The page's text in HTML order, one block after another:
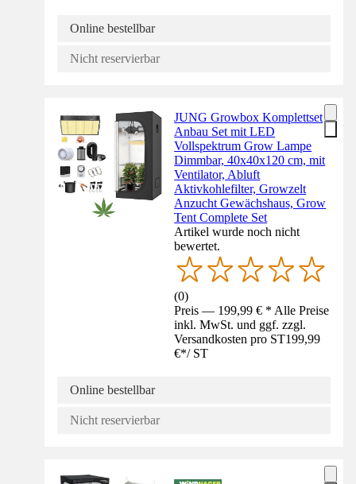
Online bestellbar
Nicht reservierbar
JUNG Growbox Komplettset
Anbau Set mit LED
Vollspektrum Grow Lampe
Dimmbar, 40x40x120 cm, mit
Ventilator, Abluft
Aktivkohlefilter, Growzelt
Anzucht Gewächshaus, Grow
Tent Complete Set
Artikel wurde noch nicht
bewertet.
(0)
Preis — 199,99 € * Alle Preise
inkl. MwSt. und ggf. zzgl.
Versandkosten pro ST199,99
€*/ ST
Online bestellbar
Nicht reservierbar